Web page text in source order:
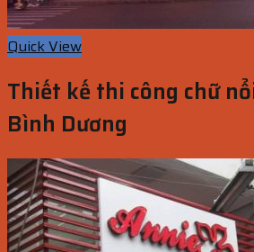
Quick View
Thiết kế thi công chữ
Bình Dương